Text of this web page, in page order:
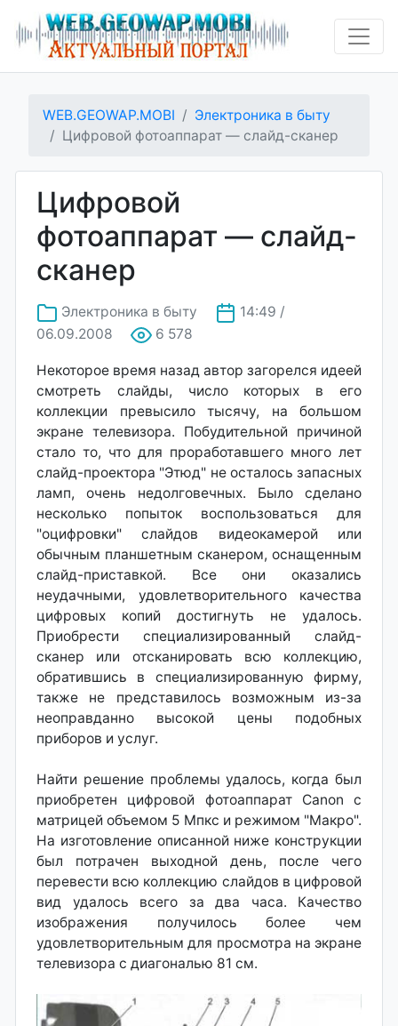
WEB.GEOWAP.MOBI
Электроника в быту
Цифровой фотоаппарат — слайд-сканер
Цифровой
фотоаппарат — слайд-
сканер
Электроника в быту
14:49 /
06.09.2008
6 578
Некоторое время назад автор загорелся идеей
смотреть слайды, число которых в его
коллекции превысило тысячу, на большом
экране телевизора. Побудительной причиной
стало то, что для проработавшего много лет
слайд-проектора "Этюд" не осталось запасных
ламп, очень недолговечных. Было сделано
несколько попыток воспользоваться для
"оцифровки" слайдов видеокамерой или
обычным планшетным сканером, оснащенным
слайд-приставкой. Все они оказались
неудачными, удовлетворительного качества
цифровых копий достигнуть не удалось.
Приобрести специализированный слайд-
сканер или отсканировать всю коллекцию,
обратившись в специализированную фирму,
также не представилось возможным из-за
неоправданно высокой цены подобных
приборов и услуг.
Найти решение проблемы удалось, когда был
приобретен цифровой фотоаппарат Саnоn с
матрицей объемом 5 Мпкс и режимом "Макро".
На изготовление описанной ниже конструкции
был потрачен выходной день, после чего
перевести всю коллекцию слайдов в цифровой
вид удалось всего за два часа. Качество
изображения получилось более чем
удовлетворительным для просмотра на экране
телевизора с диагональю 81 см.